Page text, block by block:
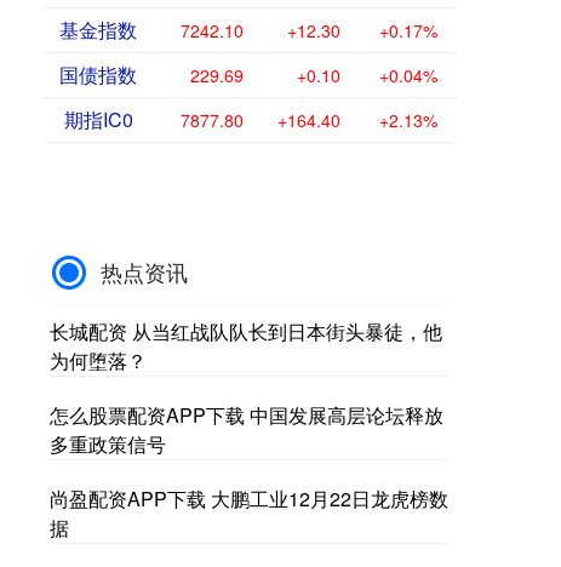
基金指数 7242.10 +12.30 +0.17%
国债指数 229.69 +0.10 +0.04%
期指IC0 7877.80 +164.40 +2.13%
热点资讯
长城配资 从当红战队队长到日本街头暴徒，他
为何堕落？
怎么股票配资APP下载 中国发展高层论坛释放
多重政策信号
尚盈配资APP下载 大鹏工业12月22日龙虎榜数
据